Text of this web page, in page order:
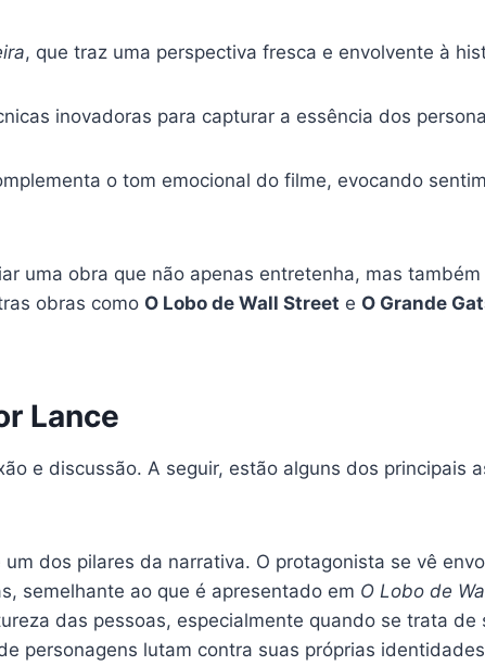
, que traz uma perspectiva fresca e envolvente à
inovadoras para capturar a essência dos
o tom emocional do filme, evocando
uma obra que não apenas entretenha, mas
obras como O Lobo de Wall Street e O Grande
Lance
e discussão. A seguir, estão alguns dos principais
dos pilares da narrativa. O protagonista se vê
semelhante ao que é apresentado em O Lobo de
das pessoas, especialmente quando se trata de
personagens lutam contra suas próprias